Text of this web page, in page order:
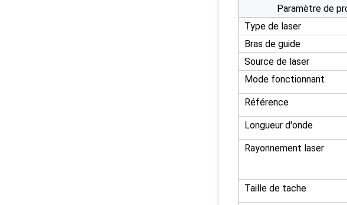
Paramètre de
Type de laser
Bras de guide
Source de laser
Mode fonctionnant
Référence
Longueur d'onde
Rayonnement laser
Taille de tache